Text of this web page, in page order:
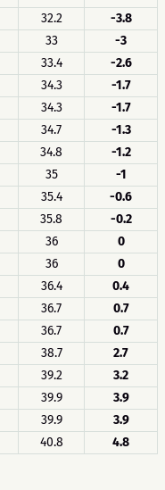
32.2
-3.8
33
-3
33.4
-2.6
34.3
-1.7
34.3
-1.7
34.7
-1.3
34.8
-1.2
35
-1
35.4
-0.6
35.8
-0.2
36
0
36
0
36.4
0.4
36.7
0.7
36.7
0.7
38.7
2.7
39.2
3.2
39.9
3.9
39.9
3.9
40.8 4.8